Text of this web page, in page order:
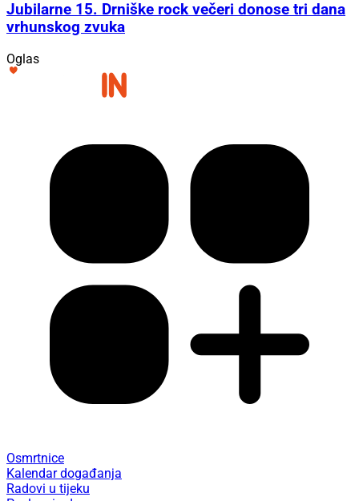
Jubilarne 15. Drniške rock večeri donose tri dana
vrhunskog zvuka
Oglas
Osmrtnice
Kalendar događanja
Radovi u tijeku